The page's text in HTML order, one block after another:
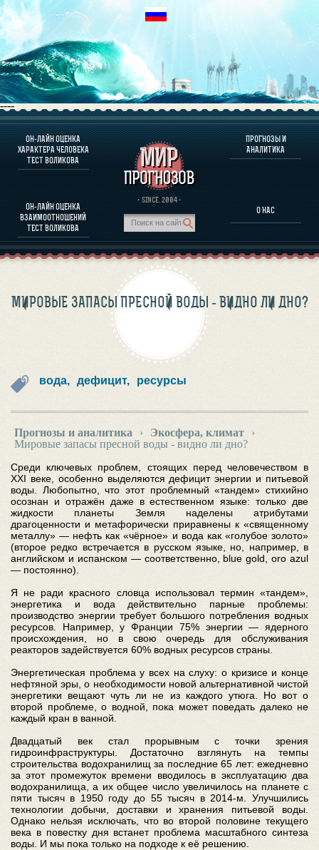
----
ОН-ЛАЙН ОЦЕНКА
ХАРАКТЕРА ЧЕЛОВЕКА
ТЕСТ ВОЛИКОВА
ОН-ЛАЙН ОЦЕНКА
ВЗАИМООТНОШЕНИЙ
ТЕСТ ВОЛИКОВА
· SINCE. 2004 ·
ПРОГНОЗЫ И
АНАЛИТИКА
О НАС
О ПРОГРАММЕ
ОЦЕНКА ХАРАКТЕРA ЧЕЛОВЕКА
ОЦЕНКА ХАРАКТЕРА ВЫДАЮЩИХСЯ ЛИЧНОСТЕЙ
О ПРОГРАММЕ
ПРОГНОЗЫ И АНАЛИТИКА
МИРОВЫЕ ЗАПАСЫ ПРЕСНОЙ ВОДЫ - ВИДНО ЛИ ДНО?
вода, дефицит, ресурсы
Прогнозы и аналитика › Экосфера, климат
›
Мировые запасы пресной воды - видно ли дно?
Среди ключевых проблем, стоящих перед человечеством в
XXI веке, особенно выделяются дефицит энергии и питьевой
воды. Любопытно, что этот проблемный «тандем» стихийно
осознан и отражён даже в естественном языке: только две
жидкости планеты Земля наделены атрибутами
драгоценности и метафорически приравнены к «священному
металлу» — нефть как «чёрное» и вода как «голубое золото»
(второе редко встречается в русском языке, но, например, в
английском и испанском — соответственно, blue gold, oro azul
— постоянно).
Я не ради красного словца использовал термин «тандем»,
энергетика и вода действительно парные проблемы:
производство энергии требует большого потребления водных
ресурсов. Например, у Франции 75% энергии — ядерного
происхождения, но в свою очередь для обслуживания
реакторов задействуется 60% водных ресурсов страны.
Энергетическая проблема у всех на слуху: о кризисе и конце
нефтяной эры, о необходимости новой альтернативной чистой
энергетики вещают чуть ли не из каждого утюга. Но вот о
второй проблеме, о водной, пока может поведать далеко не
каждый кран в ванной.
Двадцатый век стал прорывным с точки зрения
гидроинфраструктуры. Достаточно взглянуть на темпы
строительства водохранилищ за последние 65 лет: ежедневно
за этот промежуток времени вводилось в эксплуатацию два
водохранилища, а их общее число увеличилось на планете с
пяти тысяч в 1950 году до 55 тысяч в 2014-м. Улучшились
технологии добычи, доставки и хранения питьевой воды.
Однако нельзя исключать, что во второй половине текущего
века в повестку дня встанет проблема масштабного синтеза
воды. И мы пока только на подходе к её решению.